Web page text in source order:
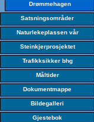
Drømmehagen
Satsningsområder
Naturlekeplassen vår
Steinkjerprosjektet
Trafikksikker bhg
Måltider
Dokumentmappe
Bildegalleri
Gjestebok